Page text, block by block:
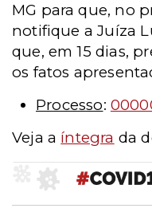
MG para que, no
notifique a Juíza
que, em 15 dias,
os fatos
Processo:
Veja a íntegra da